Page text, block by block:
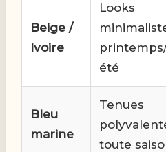
Beige /
Ivoire
Looks
été
Bleu
marine
Tenues
toute